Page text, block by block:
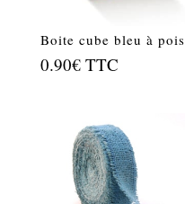
Boite cube bleu à pois
0.90€ TTC